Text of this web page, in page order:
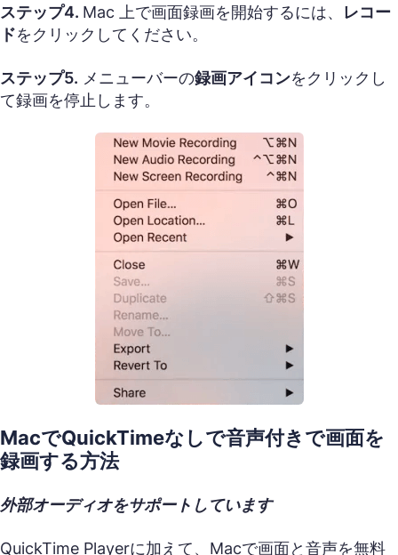
ステップ4. Mac 上で画面録画を開始するには、 レコー
ドをクリックしてください。
ステップ5. メニューバーの録画アイコンをクリックし
て録画を停止します。
MacでQuickTimeなしで音声付きで画面を
録画する方法
外部オーディオをサポートしています
QuickTime Playerに加えて、Macで画面と音声を無料